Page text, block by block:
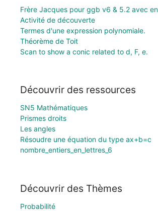
Frère Jacques pour ggb v6 & 5.2 avec
Activité de découverte
Termes d'une expression polynomiale.
Théorème de Toit
Scan to show a conic related to d, F, e.
Découvrir des ressources
SN5 Mathématiques
Prismes droits
Les angles
Résoudre une équation du type ax+b=c
nombre_entiers_en_lettres_6
Découvrir des Thèmes
Probabilité